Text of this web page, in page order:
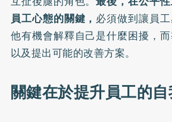
員工心態的關鍵， 必須做到讓員
他有機會解釋自己是什麼困擾，
以及提出可能的改善方案。
關鍵在於提升員工的